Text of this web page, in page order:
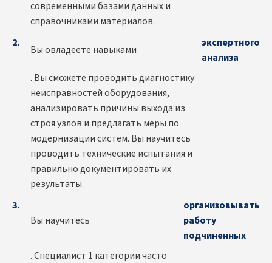
современными базами данных и
справочниками материалов.
Вы овладеете навыками
экспертного
анализа
. Вы сможете проводить диагностику
неисправностей оборудования,
анализировать причины выхода из
строя узлов и предлагать меры по
модернизации систем. Вы научитесь
проводить технические испытания и
правильно документировать их
результаты.
Вы научитесь
организовывать
работу
подчиненных
. Специалист 1 категории часто